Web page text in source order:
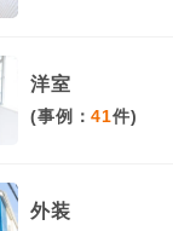
洋室
(事例：41件)
外装